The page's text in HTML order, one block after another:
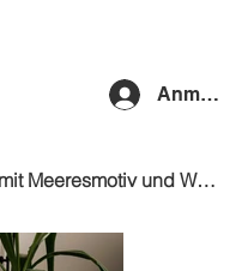
Quadratisches blaues Kissen mit Meeresmotiv und Walen in Pastellfarben, durchgehendes Design